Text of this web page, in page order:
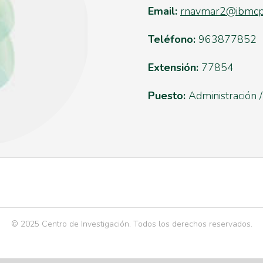
Email:
Teléfono: 963877852
Extensión: 77854
Puesto: Administración
© 2025 Centro de Investigación. Todos los derechos reservados.